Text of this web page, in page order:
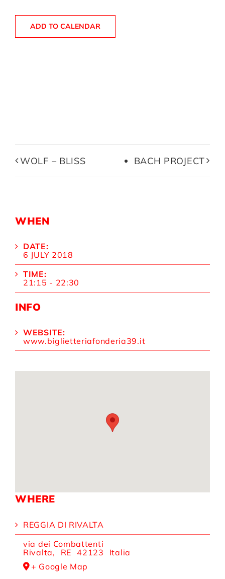
ADD TO CALENDAR
WOLF – BLISS BACH PROJECT
WHEN
DATE:
6 JULY 2018
TIME:
21:15 - 22:30
INFO
WEBSITE:
www.biglietteriafonderia39.it
WHERE
REGGIA DI RIVALTA
via dei Combattenti
Rivalta, RE 42123
Italia
+ Google Map